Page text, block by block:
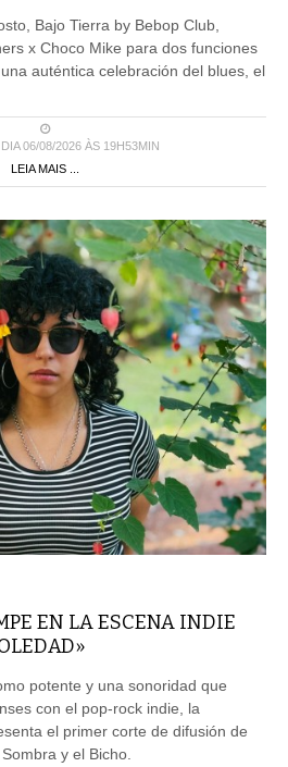
Bajo Tierra by Bebop Club,
x Choco Mike para dos funciones
auténtica celebración del blues, el
06/08/2026 ÀS 19H53MIN
LEIA MAIS ...
EN LA ESCENA INDIE
potente y una sonoridad que
con el pop-rock indie, la
el primer corte de difusión de
y el Bicho.